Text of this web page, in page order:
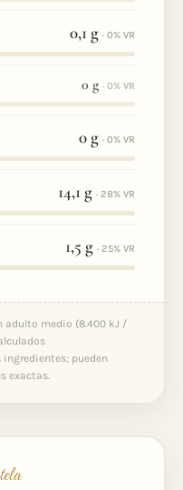
0,1 g · 0% VR
0 g · 0% VR
0 g · 0% VR
14,1 g · 28% VR
1,5 g · 25% VR
adulto medio (8.400 kJ /
pueden
exactas.